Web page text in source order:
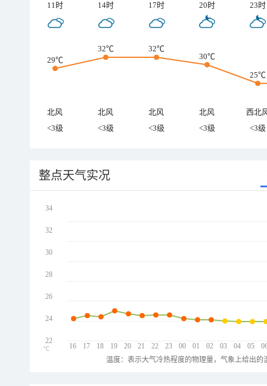
11时 14时 17时 20时 23时
29℃
32℃
32℃
30℃
25℃
北风 北风 北风 北风
西北
<3级
<3级 <3级 <3级 <3级
整点天气实况
16 17 18 19 20 21 22 23 00 01 02 03 04 05
34
32
30
28
26
24
22
℃
温度：表示大气冷热程度的物理量，气象上给出